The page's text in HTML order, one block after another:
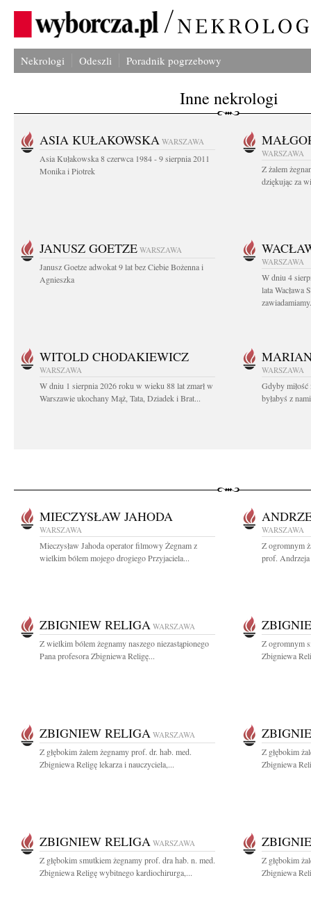
Nekrologi Odeszli Poradnik pogrzebowy
Inne nekrologi
ASIA KUŁAKOWSKA WARSZAWA
Asia Kułakowska 8 czerwca 1984 - 9 sierpnia 2011
Monika i Piotrek
WARSZAWA
Z żalem
dziękując za
JANUSZ GOETZE WARSZAWA
Janusz Goetze adwokat 9 lat bez Ciebie Bożenna i
Agnieszka
WARSZAWA
W dniu 4
lata Wacława
WITOLD CHODAKIEWICZ
WARSZAWA
W dniu 1 sierpnia 2026 roku w wieku 88 lat zmarł w
Warszawie ukochany Mąż, Tata, Dziadek i Brat...
WARSZAWA
Gdyby miłość
byłabyś z
MIECZYSŁAW JAHODA
WARSZAWA
Mieczysław Jahoda operator filmowy Żegnam z
wielkim bólem mojego drogiego Przyjaciela...
WARSZAWA
Z ogromnym
prof. Andrzeja
ZBIGNIEW RELIGA WARSZAWA
Z wielkim bólem żegnamy naszego niezastąpionego
Pana profesora Zbigniewa Religę...
Z ogromnym
Zbigniewa
ZBIGNIEW RELIGA WARSZAWA
Z głębokim żalem żegnamy prof. dr. hab. med.
Zbigniewa Religę lekarza i nauczyciela,...
Z głębokim
Zbigniewa
ZBIGNIEW RELIGA WARSZAWA
Z głębokim smutkiem żegnamy prof. dra hab. n. med.
Zbigniewa Religę wybitnego kardiochirurga,...
Z głębokim
Zbigniewa